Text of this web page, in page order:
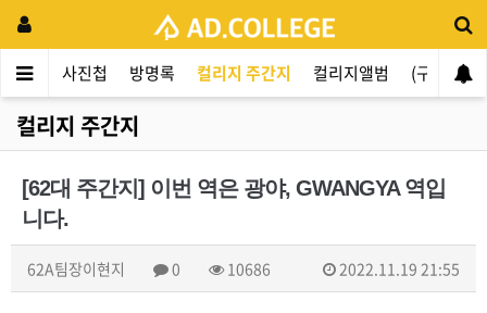
사항 사진첩 방명록 컬리지 주간지 컬리지앨범 (구)주저
컬리지 주간지
[62대 주간지] 이번 역은 광야, GWANGYA 역입
니다.
62A팀장이현지 0 10686 2022.11.19 21:55